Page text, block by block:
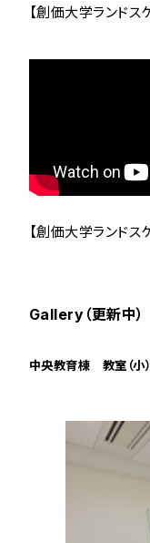
【創価大学ランド
【創価大学ランド
Gallery（更新中）
中央教育棟 教室（小）